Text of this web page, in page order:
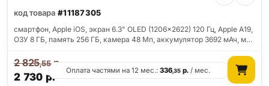
код товара #11187305
смартфон, Apple iOS, экран 6.3" OLED (1206x2622) 120 Гц, Apple A19,
ОЗУ 8 ГБ, память 256 ГБ, камера 48 Мп, аккумулятор 3692 мАч, м…
2 730 р.
2 825,55р.
Оплата частями на 12 мес.:336,35 р. / мес.